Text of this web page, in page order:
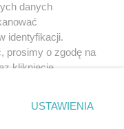
danych
identyfikacji.
prosimy o zgodę na
kliknięcie
prywatności
strony
USTAWIENIA